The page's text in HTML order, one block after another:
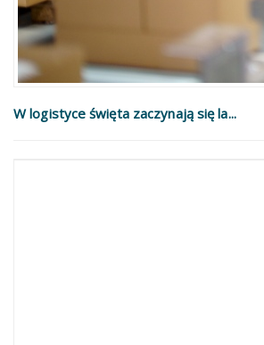
W logistyce święta zaczynają się la...